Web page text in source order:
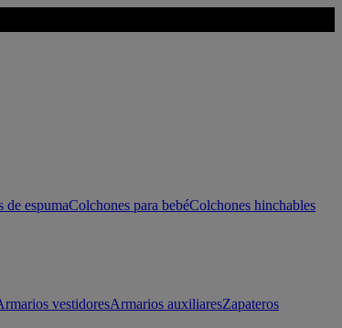
de espumaColchones para bebéColchones hinchables
vestidoresArmarios auxiliaresZapateros